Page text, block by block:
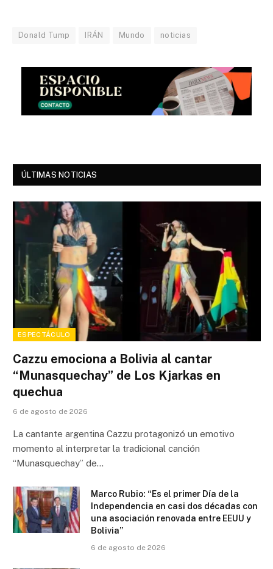
Donald Tump IRÁN Mundo noticias
ÚLTIMAS NOTICIAS
ESPECTÁCULO
Cazzu emociona a Bolivia al cantar
“Munasquechay” de Los Kjarkas en
quechua
6 de agosto de 2026
La cantante argentina Cazzu protagonizó un emotivo
momento al interpretar la tradicional canción
“Munasquechay” de…
Marco Rubio: “Es el primer Día de la
Independencia en casi dos décadas con
una asociación renovada entre EEUU y
Bolivia”
6 de agosto de 2026